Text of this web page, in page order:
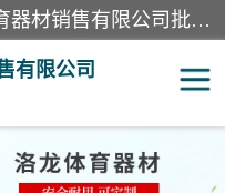
【1分钟前更新】盐山洛龙体育器材销售有限公司批量供应：300米障碍器材、400米障碍器材、部队训练器材、双杠、体操垫、舞蹈把杆等产品。盐山洛龙体育器材销售有限公司经过多年的发展，集研发，生产，销售，售后服务为一体. 奉行“质量，信誉，服务”的宗旨，以开拓创新的精神和真诚守信的态度积极进取。
有限公司